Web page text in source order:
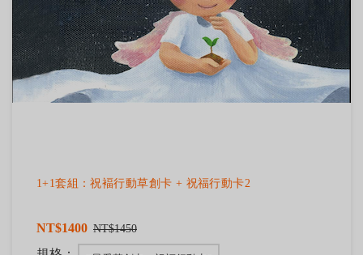
1+1套組：祝褔行動草創卡 + 祝福行動卡2
NT$1400 NT$1450